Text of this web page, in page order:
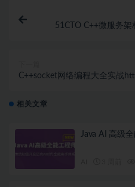
51CTO C++微服务
C++socket网络编程大全实战
相关文章
Java AI 高级